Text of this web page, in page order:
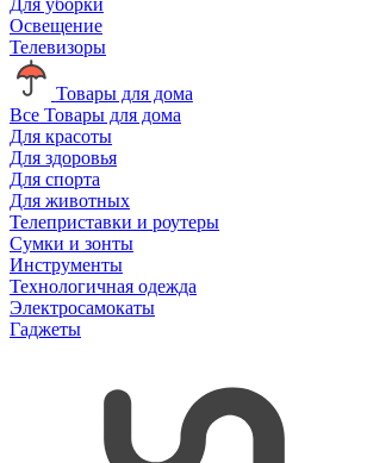
Освещение
Телевизоры
Товары для дома
Все Товары для дома
Для красоты
Для здоровья
Для спорта
Для животных
Телеприставки и роутеры
Сумки и зонты
Инструменты
Технологичная одежда
Электросамокаты
Гаджеты